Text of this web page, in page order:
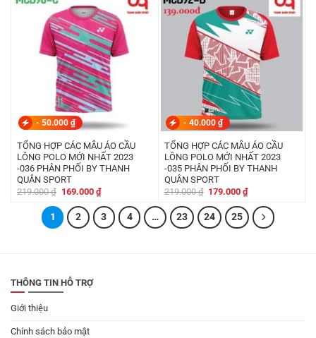
179.000 ₫.
179.000 ₫.
- 50.000 ₫
TỔNG HỢP CÁC MẪU ÁO CẦU
LÔNG POLO MỚI NHẤT 2023
-036 PHÂN PHỐI BY THANH
QUÂN SPORT
219.000₫ Giá
là:
219.000 ₫.
169.000 ₫Giá
hiện
tại
là:
169.000 ₫.
- 40.000 ₫
TỔNG HỢP CÁC MẪU ÁO CẦU
LÔNG POLO MỚI NHẤT 2023
-035 PHÂN PHỐI BY THANH
QUÂN SPORT
219.000₫ Giá
là:
219.000 ₫.
179.000₫Giá
tại
là:
179.000 ₫.
1 2 3 4 … 23 24 25
THÔNG TIN HỖ TRỢ
Giới thiệu
Chính sách bảo mật